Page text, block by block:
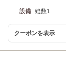
設備 総数1
クーポンを表示